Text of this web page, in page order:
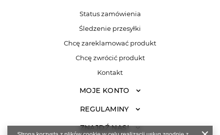
Status zamówienia
Śledzenie przesyłki
Chcę zareklamować produkt
Chcę zwrócić produkt
Kontakt
MOJE KONTO
REGULAMINY
ZNAJDŹ NAS!